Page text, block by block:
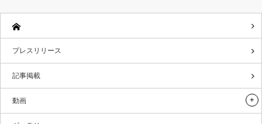
プレスリリース
記事掲載
動画